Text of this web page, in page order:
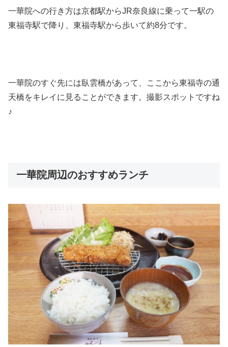
一華院への行き方は京都駅からJR奈良線に乗って一駅の
東福寺駅で降り、東福寺駅から歩いて約8分です。
一華院のすぐ先には臥雲橋があって、ここから東福寺の通
天橋をキレイに見ることができます。撮影スポットですね
♪
一華院周辺のおすすめランチ